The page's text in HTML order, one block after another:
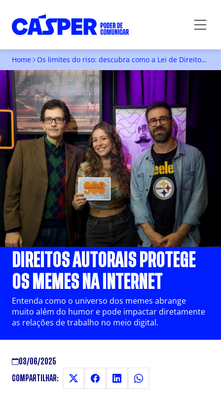
Home Os limites do riso: descubra como a Lei de Direitos Autorais protege os memes na internet
OS LIMITES DO RISO:
DESCUBRA COMO A LEI DE
DIREITOS AUTORAIS PROTEGE
OS MEMES NA INTERNET
Entenda como o universo dos memes abrange
muito além do humor e pode impactar diretamente
as relações de trabalho no meio digital.
03/06/2025
COMPARTILHAR: